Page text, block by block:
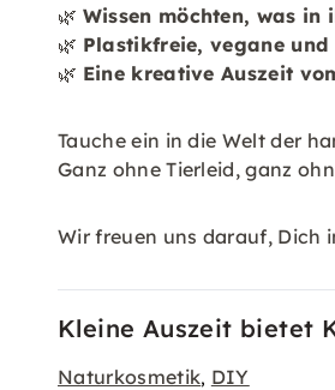
🌿 Wissen möchten, was in
🌿 Plastikfreie, vegane
🌿 Eine kreative Auszeit
Tauche ein in die Welt der
Ganz ohne Tierleid, ganz
Wir freuen uns darauf, Dich
Kleine Auszeit bietet
Naturkosmetik, DIY